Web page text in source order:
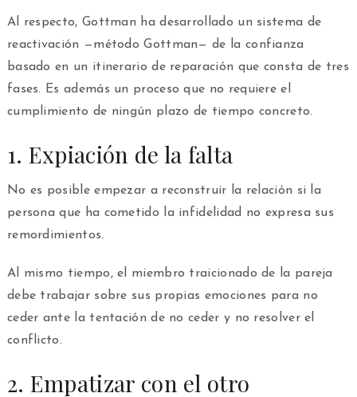
Al respecto, Gottman ha desarrollado un sistema de
reactivación —método Gottman— de la confianza
basado en un itinerario de reparación que consta de tres
fases. Es además un proceso que no requiere el
cumplimiento de ningún plazo de tiempo concreto.
1. Expiación de la falta
No es posible empezar a reconstruir la relación si la
persona que ha cometido la infidelidad no expresa sus
remordimientos.
Al mismo tiempo, el miembro traicionado de la pareja
debe trabajar sobre sus propias emociones para no
ceder ante la tentación de no ceder y no resolver el
conflicto.
2. Empatizar con el otro